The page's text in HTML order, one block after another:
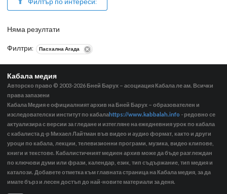
Няма резултати
Филтри: Пасхална Агада
Кабала медия
Авторско право © 2003-2026 Бней Барух – асоциация Кабала ле ам. Всички
права запазени
Кабала Медия е официалният архив на Бней Барух – образователен и
изследователски институт по кабалаhttps://www.kabbalah.info - редовно се
актуализира с версии за гледане и изтегляне на ежедневния урок по кабала
с кабалиста д-р Михаел Лайтман във видео и аудио формат, както и други
уроци по кабала, лекции, телевизионни програми, музика, видео клипове,
книги и текстове. Кабалистичният медиен архив може да бъде разглеждан
по ключови думи или фрази, календар, език, тип съдържание, тип медия и
каталози. Добавете отметка към главната страница на Кабала медия, за да
имате бърз и лесен достъп до най-новите материали за деня.